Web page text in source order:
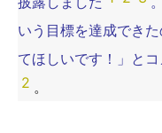
いう目標を達成でき
てほしいです！」と
2 。